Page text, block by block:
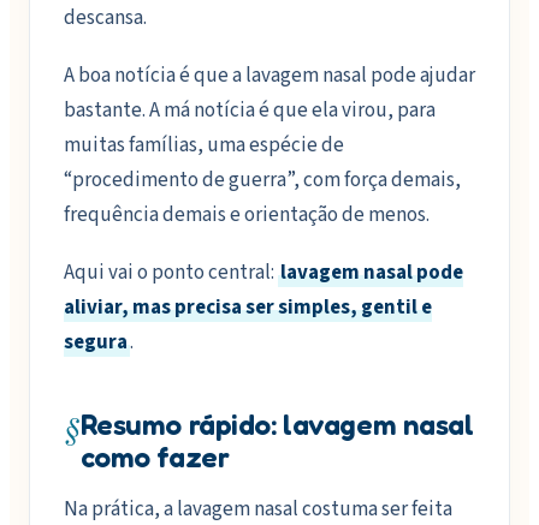
descansa.
A boa notícia é que a lavagem nasal pode ajudar
bastante. A má notícia é que ela virou, para
muitas famílias, uma espécie de
“procedimento de guerra”, com força demais,
frequência demais e orientação de menos.
Aqui vai o ponto central: lavagem nasal pode
aliviar, mas precisa ser simples, gentil e
segura.
§Resumo rápido: lavagem nasal
como fazer
Na prática, a lavagem nasal costuma ser feita